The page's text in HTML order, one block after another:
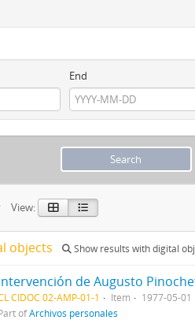
End
View:
objects Show results with digital
de Augusto
CIDOC 02-AMP-01-1 Item
1977-05-01
ofArchivos personales